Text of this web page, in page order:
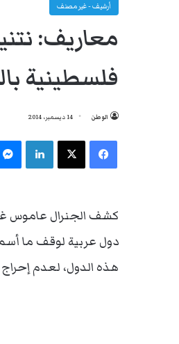
أرشيف - غير مصنف
معاريف:
فلسطينية
الوطن 14 ديسمبر، 2014
فيسبوك ‫X لينكدإن
كشف الجنرال عاموس
دول عربية لوقف ما
هذه الدول، لعدم